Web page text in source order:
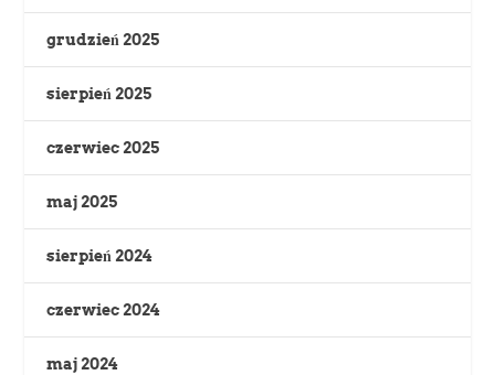
grudzień 2025
sierpień 2025
czerwiec 2025
maj 2025
sierpień 2024
czerwiec 2024
maj 2024